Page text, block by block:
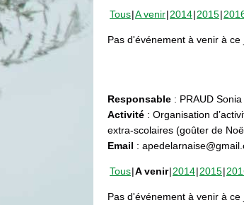
Tous A venir 2014 2015
Pas d'événement à venir à ce
Responsable : PRAUD
Activité : Organisation
extra-scolaires (goûter de
Email :
Tous A venir 2014 2015
Pas d'événement à venir à ce